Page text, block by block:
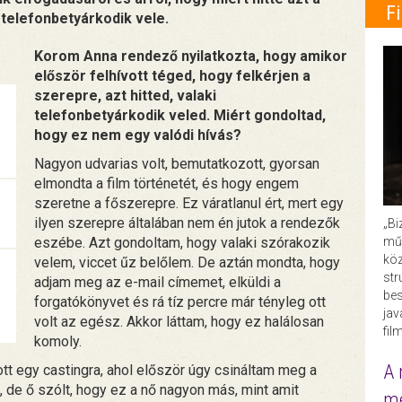
telefonbetyárkodik vele.
Korom Anna rendező nyilatkozta, hogy amikor
először felhívott téged, hogy felkérjen a
szerepre, azt hitted, valaki
telefonbetyárkodik veled. Miért gondoltad,
hogy ez nem egy valódi hívás?
Nagyon udvarias volt, bemutatkozott, gyorsan
elmondta a film történetét, és hogy engem
szeretne a főszerepre. Ez váratlanul ért, mert egy
ilyen szerepre általában nem én jutok a rendezők
eszébe. Azt gondoltam, hogy valaki szórakozik
velem, viccet űz belőlem. De aztán mondta, hogy
adjam meg az e-mail címemet, elküldi a
forgatókönyvet és rá tíz percre már tényleg ott
volt az egész. Akkor láttam, hogy ez halálosan
komoly.
egy castingra, ahol először úgy csináltam meg a
ő szólt, hogy ez a nő nagyon más, mint amit
A